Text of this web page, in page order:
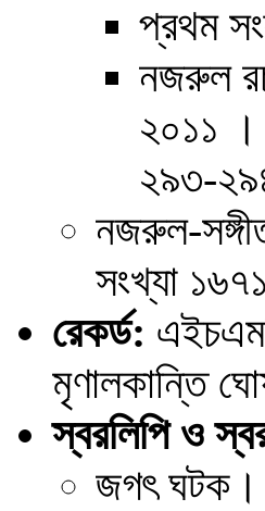
প্রথম
নজরুল
২০১১ ।
২৯৩-
নজরুল-
সংখ্যা
রেকর্ড:
মৃণালকান্তি
স্বরলিপি ও
জগৎ ঘটক।